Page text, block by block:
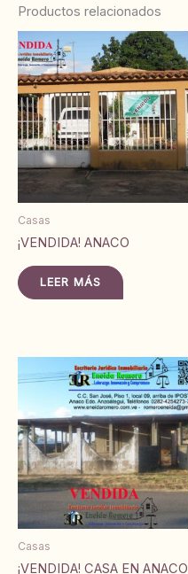
Productos relacionados
Casas
¡VENDIDA! ANACO
LEER MÁS
Casas
¡VENDIDA! CASA EN ANACO